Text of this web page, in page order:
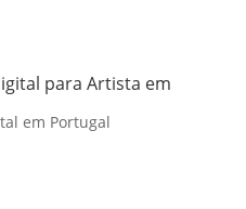
para Artista em
em Portugal